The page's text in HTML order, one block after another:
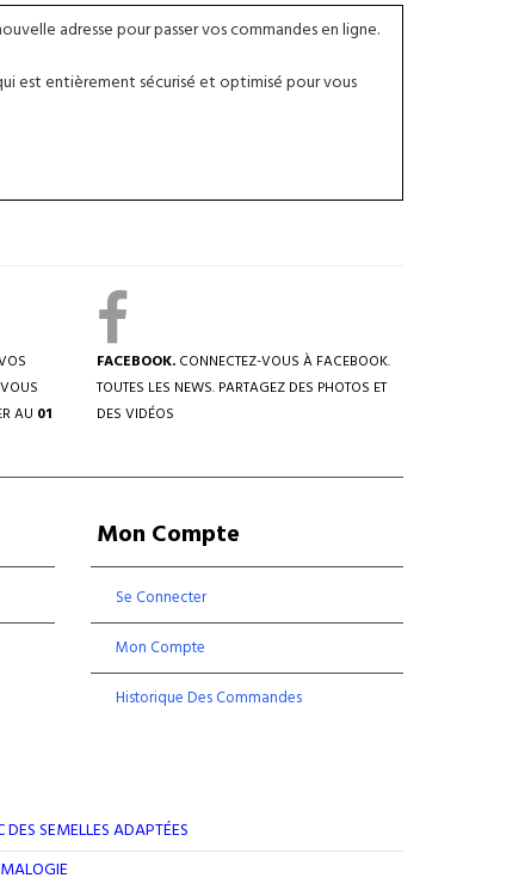
adresse pour passer vos commandes en ligne.
est entièrement sécurisé et optimisé pour vous
AU 01
FACEBOOK.CONNECTEZ-VOUS À FACEBOOK.
TOUTES LES NEWS. PARTAGEZ DES PHOTOS ET
DES VIDÉOS
Mon Compte
Se Connecter
Mon Compte
Historique Des Commandes
SEMELLES ADAPTÉES